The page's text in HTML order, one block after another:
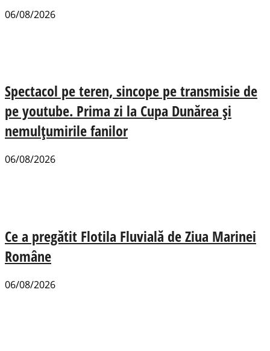
06/08/2026
Spectacol pe teren, sincope pe transmisie de
pe youtube. Prima zi la Cupa Dunărea și
nemulțumirile fanilor
06/08/2026
Ce a pregătit Flotila Fluvială de Ziua Marinei
Române
06/08/2026